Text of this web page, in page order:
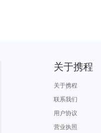
关于携程
关于携程
联系我们
用户协议
营业执照